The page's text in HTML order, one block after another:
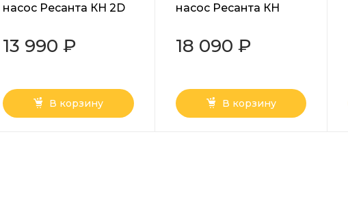
насос Ресанта КН 2D
13 990 ₽
В корзину
насос Ресанта КН
18 090 ₽
В корзину